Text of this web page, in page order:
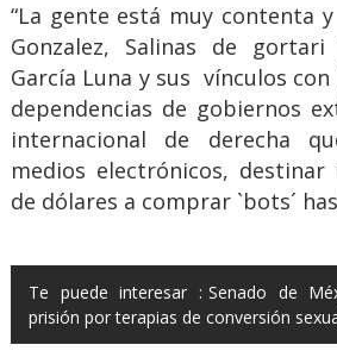
“La gente está muy contenta
Gonzalez, Salinas de
García Luna y sus vínculos con
dependencias de gobiernos
internacional de derecha
medios electrónicos,
de dólares a comprar `bots´
Te puede interesar : Senado de
prisión por terapias de conversión